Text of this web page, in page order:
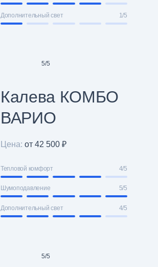
Дополнительный свет 1/5
5/5
Калева КОМБО
ВАРИО
Цена: от 42 500 ₽
Тепловой комфорт 4/5
Шумоподавление 5/5
Дополнительный свет 4/5
5/5